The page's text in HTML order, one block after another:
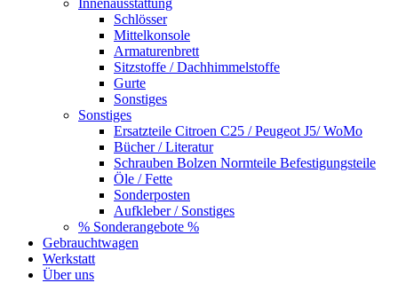
Schlösser
Mittelkonsole
Armaturenbrett
Sitzstoffe / Dachhimmelstoffe
Gurte
Sonstiges
Sonstiges
Ersatzteile Citroen C25 / Peugeot J5/ WoMo
Bücher / Literatur
Schrauben Bolzen Normteile Befestigungsteile
Öle / Fette
Sonderposten
Aufkleber / Sonstiges
% Sonderangebote %
Gebrauchtwagen
Werkstatt
Über uns